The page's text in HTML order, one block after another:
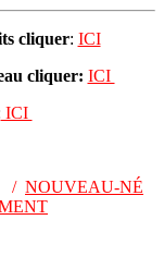
cliquer: ICI
cliquer: ICI
ICI
/ NOUVEAU-NÉ